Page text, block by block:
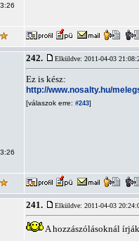
242. Elküldve: 2011-04-03
Ez is kész:
http://www.nosalty.hu/
[válaszok erre: #243]
241. Elküldve: 2011-04-03
A hozzászólásoknál